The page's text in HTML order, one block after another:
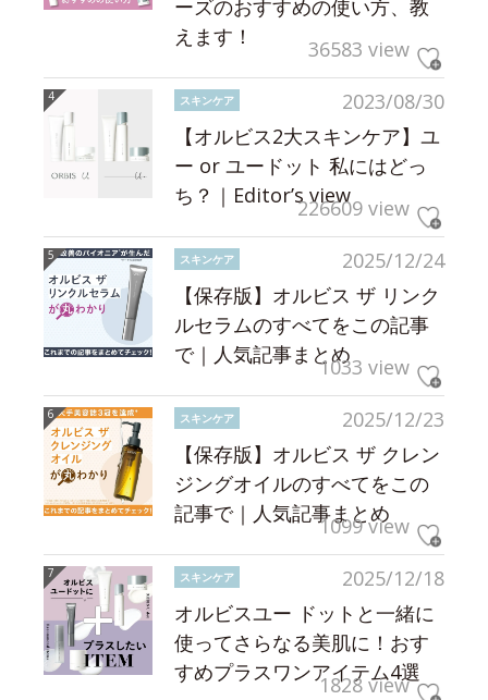
ーズのおすすめの使い方、教
えます！
36583 view
2023/08/30
スキンケア
【オルビス2大スキンケア】ユ
ー or ユードット 私にはどっ
ち？｜Editor’s view226609 view
2025/12/24
スキンケア
【保存版】オルビス ザ リンク
ルセラムのすべてをこの記事
で｜人気記事まとめ1033 view
2025/12/23
スキンケア
【保存版】オルビス ザ クレン
ジングオイルのすべてをこの
記事で｜人気記事まとめ
1099 view
2025/12/18
スキンケア
オルビスユー ドットと一緒に
使ってさらなる美肌に！おす
すめプラスワンアイテム4選
1828 view